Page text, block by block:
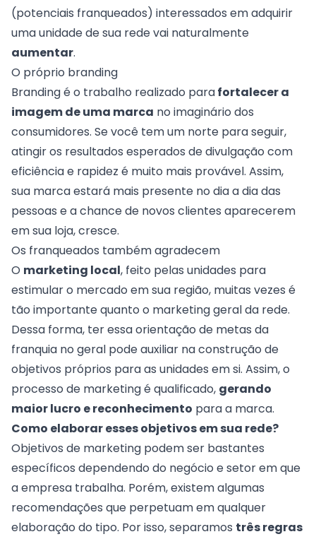
(potenciais franqueados) interessados em adquirir
uma unidade de sua rede vai naturalmente
aumentar.
O próprio branding
Brandingé o trabalho realizado parafortalecer a
imagem de uma marca no imaginário dos
consumidores. Se você tem um norte para seguir,
atingir os resultados esperados de divulgação com
eficiência e rapidez é muito mais provável. Assim,
sua marca estará mais presente no dia a dia das
pessoas e a chance de novos clientes aparecerem
em sua loja, cresce.
Os franqueados também agradecem
O marketing local, feito pelas unidades para
estimular o mercado em sua região, muitas vezes é
tão importante quanto o marketing geral da rede.
Dessa forma, ter essa orientação de metas da
franquia no geral pode auxiliar na construção de
objetivos próprios para as unidades em si. Assim, o
processo de marketing é qualificado, gerando
maior lucro e reconhecimento para a marca.
Como elaborar esses objetivos em sua rede?
Objetivos de marketing podem ser bastantes
específicos dependendo do negócio e setor em que
a empresa trabalha. Porém, existem algumas
recomendações que perpetuam em qualquer
elaboração do tipo. Por isso, separamos três regras